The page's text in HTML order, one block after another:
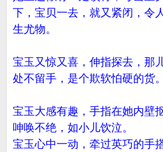
下，宝贝一去，就又紧闭，令
生尤物。
宝玉又惊又喜，伸指探去，那
处不留手，是个欺软怕硬的货。
宝玉大感有趣，手指在她内壁
呻唤不绝，如小儿饮泣。
宝玉心中一动，牵过英巧的手